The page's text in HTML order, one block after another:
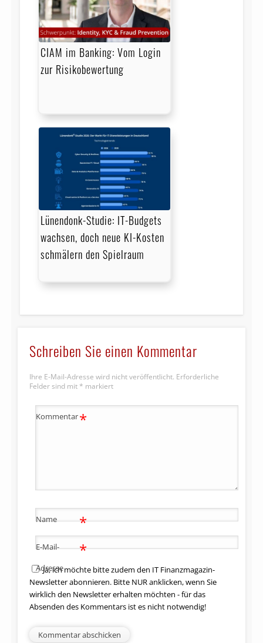
CIAM im Banking: Vom Login
zur Risikobewertung
Lünendonk-Studie: IT-Budgets
wachsen, doch neue KI-Kosten
schmälern den Spielraum
Schreiben Sie einen Kommentar
Ihre E-Mail-Adresse wird nicht veröffentlicht. Erforderliche
Felder sind mit * markiert
Kommentar*
Name *
E-Mail-
Adresse
*
Ja, ich möchte bitte zudem den IT Finanzmagazin-
Newsletter abonnieren. Bitte NUR anklicken, wenn Sie
wirklich den Newsletter erhalten möchten - für das
Absenden des Kommentars ist es nicht notwendig!